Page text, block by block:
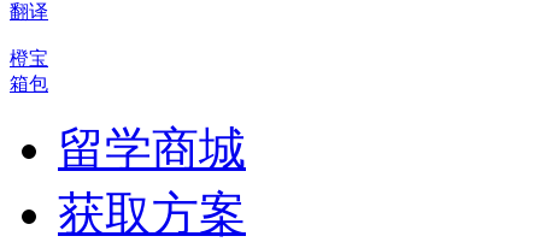
翻译
橙宝
箱包
留学商城
获取方案